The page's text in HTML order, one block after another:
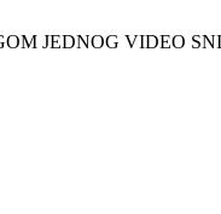
JEDNOG VIDEO